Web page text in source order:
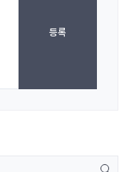
등록